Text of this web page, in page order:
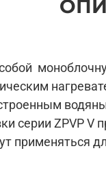
нагреватель
1500 VW;
Встроенная
Корпус
минеральной
серии ZPVP